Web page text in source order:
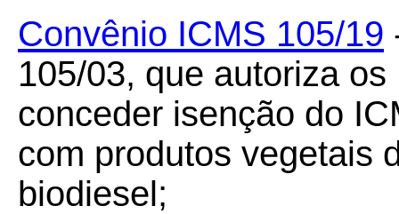
Convênio ICMS 105/19
105/03, que autoriza
conceder isenção do
com produtos vegetais
biodiesel;